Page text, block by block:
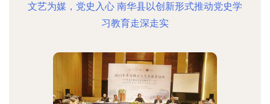
文艺为媒，党史入心 南华县以创新形式推动党史学
习教育走深走实